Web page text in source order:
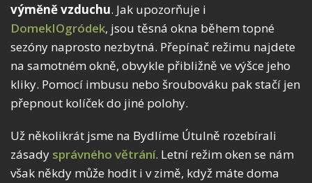
výměně vzduchu. Jak upozorňuje i
DomekIOgródek, jsou těsná okna během topné
sezóny naprosto nezbytná. Přepínač režimu najdete
na samotném okně, obvykle přibližně ve výšce jeho
kliky. Pomocí imbusu nebo šroubováku pak stačí jen
přepnout kolíček do jiné polohy.
Už několikrát jsme na Bydlíme Útulně rozebírali
zásady správného větrání. Letní režim oken se nám
však někdy může hodit i v zimě, když máte doma